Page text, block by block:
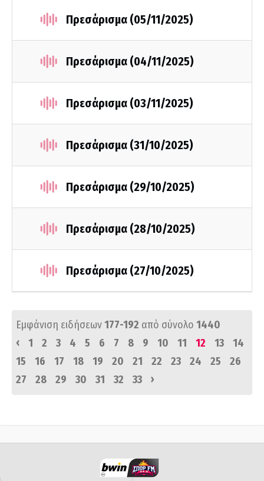
Πρεσάρισμα (05/11/2025)
Πρεσάρισμα (04/11/2025)
Πρεσάρισμα (03/11/2025)
Πρεσάρισμα (31/10/2025)
Πρεσάρισμα (29/10/2025)
Πρεσάρισμα (28/10/2025)
Πρεσάρισμα (27/10/2025)
Εμφάνιση ειδήσεων177-192 από σύνολο 1440
‹
1 2 3 4 5 6 7 8 9 10 11 12 13
14
15
16 17 18 19 20 21 22 23 24 25
26
27
28 29 30 31 32 33 ›